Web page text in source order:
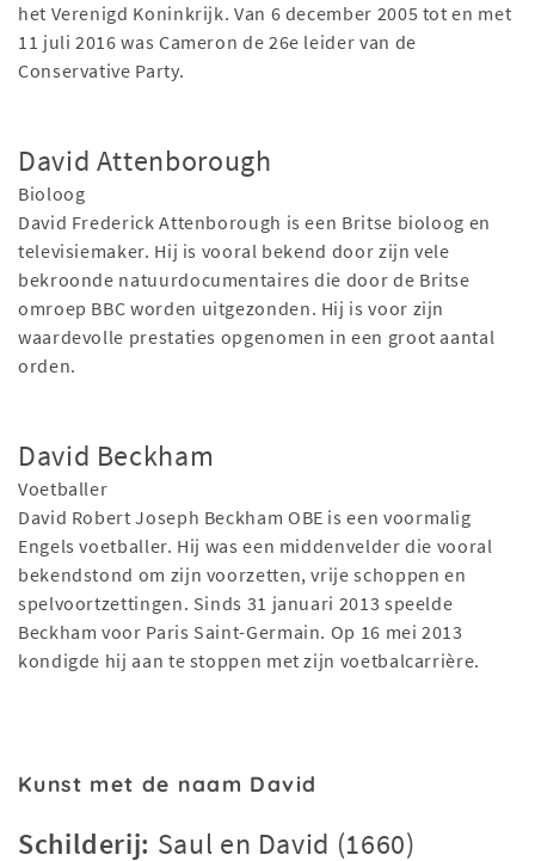
het Verenigd Koninkrijk. Van 6 december 2005 tot en met
11 juli 2016 was Cameron de 26e leider van de
Conservative Party.
David Attenborough
Bioloog
David Frederick Attenborough is een Britse bioloog en
televisiemaker. Hij is vooral bekend door zijn vele
bekroonde natuurdocumentaires die door de Britse
omroep BBC worden uitgezonden. Hij is voor zijn
waardevolle prestaties opgenomen in een groot aantal
orden.
David Beckham
Voetballer
David Robert Joseph Beckham OBE is een voormalig
Engels voetballer. Hij was een middenvelder die vooral
bekendstond om zijn voorzetten, vrije schoppen en
spelvoortzettingen. Sinds 31 januari 2013 speelde
Beckham voor Paris Saint-Germain. Op 16 mei 2013
kondigde hij aan te stoppen met zijn voetbalcarrière.
Kunst met de naam David
Schilderij: Saul en David (1660)